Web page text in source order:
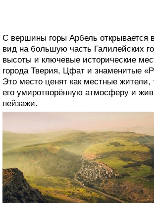
С вершины горы Арбель открывается
вид на большую часть Галилейских
высоты и ключевые исторические
города Тверия, Цфат и знаменитые
Это место ценят как местные жители,
его умиротворённую атмосферу и
пейзажи.